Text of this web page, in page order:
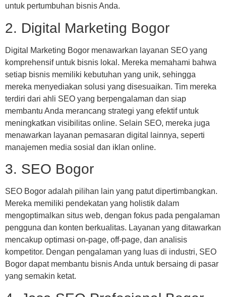
untuk pertumbuhan bisnis Anda.
2. Digital Marketing Bogor
Digital Marketing Bogor menawarkan layanan SEO yang
komprehensif untuk bisnis lokal. Mereka memahami bahwa
setiap bisnis memiliki kebutuhan yang unik, sehingga
mereka menyediakan solusi yang disesuaikan. Tim mereka
terdiri dari ahli SEO yang berpengalaman dan siap
membantu Anda merancang strategi yang efektif untuk
meningkatkan visibilitas online. Selain SEO, mereka juga
menawarkan layanan pemasaran digital lainnya, seperti
manajemen media sosial dan iklan online.
3. SEO Bogor
SEO Bogor adalah pilihan lain yang patut dipertimbangkan.
Mereka memiliki pendekatan yang holistik dalam
mengoptimalkan situs web, dengan fokus pada pengalaman
pengguna dan konten berkualitas. Layanan yang ditawarkan
mencakup optimasi on-page, off-page, dan analisis
kompetitor. Dengan pengalaman yang luas di industri, SEO
Bogor dapat membantu bisnis Anda untuk bersaing di pasar
yang semakin ketat.